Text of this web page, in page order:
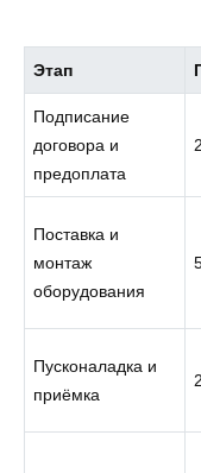
Этап
Подписание
договора и
предоплата
Поставка и
монтаж
оборудования
Пусконаладка и
приёмка